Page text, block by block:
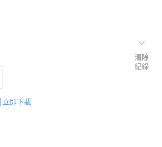
立即下載
清除
紀錄